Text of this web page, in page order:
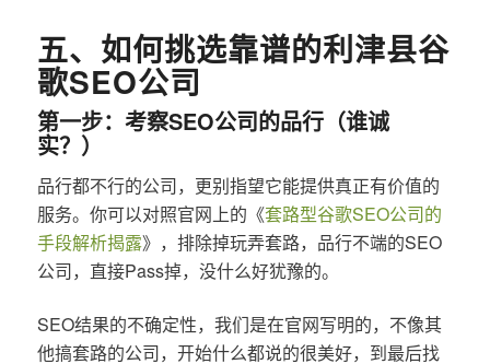
五、如何挑选靠谱的利津县谷
歌SEO公司
第一步：考察SEO公司的品行（谁诚
实？）
品行都不行的公司，更别指望它能提供真正有价值的
服务。你可以对照官网上的《套路型谷歌SEO公司的
手段解析揭露》，排除掉玩弄套路，品行不端的SEO
公司，直接Pass掉，没什么好犹豫的。
SEO结果的不确定性，我们是在官网写明的，不像其
他搞套路的公司，开始什么都说的很美好，到最后找